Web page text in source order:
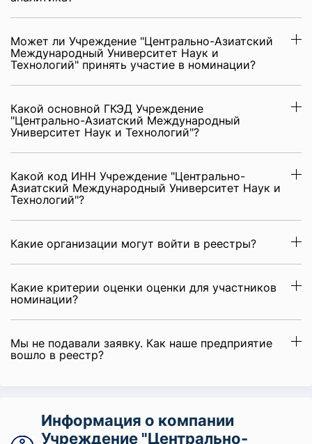
Может ли Учреждение "Центрально-Азиатский
Международный Университет Наук и
Технологий" принять участие в номинации?
Какой основной ГКЭД Учреждение
"Центрально-Азиатский Международный
Университет Наук и Технологий"?
Какой код ИНН Учреждение "Центрально-
Азиатский Международный Университет Наук и
Технологий"?
Какие организации могут войти в реестры?
Какие критерии оценки оценки для участников
номинации?
Мы не подавали заявку. Как наше предприятие
вошло в реестр?
Информация о компании
Учреждение "Центрально-